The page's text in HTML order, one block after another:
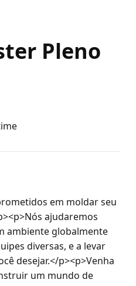
Pleno
em moldar seu
ajudaremos
ambiente globalmente
diversas, e a levar
desejar.</p><p>Venha
um mundo de